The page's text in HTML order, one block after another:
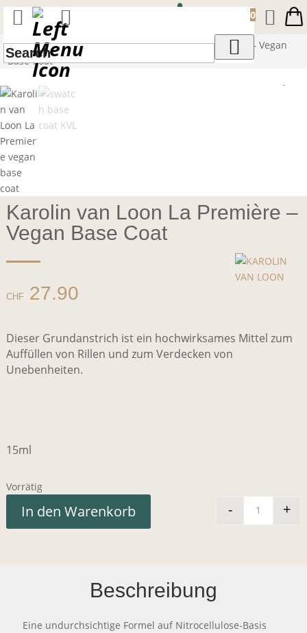
Start/Körper/Nägel/ Karolin van Loon La Première – Vegan
Base Coat
Karolin van Loon La Première –
Vegan Base Coat
CHF27.90
Dieser Grundanstrich ist ein hochwirksames Mittel zum
Auffüllen von Rillen und zum Verdecken von
Unebenheiten.
15ml
Vorrätig
Karolin
- +
In den Warenkorb
Beschreibung
Eine undurchsichtige Formel auf Nitrocellulose-Basis
0